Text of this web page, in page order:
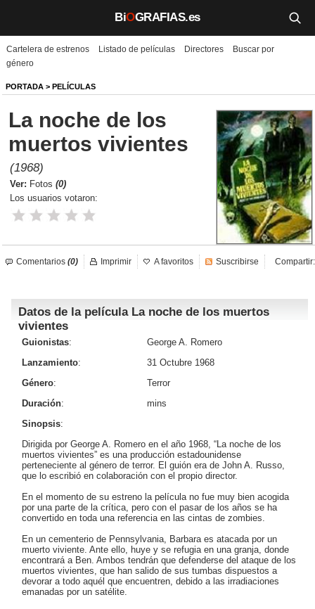
BiOGRAFIAS.es
Biografías
Películas
TV
Música
Un día como hoy
Videos
Iniciar sesión Crear cuenta
Cartelera de estrenos Listado de películas Directores
Buscar por
género
PORTADA > PELÍCULAS
La noche de los
muertos vivientes
(1968)
Ver: Fotos (0)
Los usuarios votaron:
Comentarios (0) Compartir:
Imprimir A favoritos Suscribirse
Datos de la película La noche de los muertos
vivientes
Guionistas:
George A. Romero
Lanzamiento:
31 Octubre 1968
Género:
Terror
Duración:
mins
Sinopsis:
Dirigida por George A. Romero en el año 1968, “La noche de los
muertos vivientes” es una producción estadounidense
perteneciente al género de terror. El guión era de John A. Russo,
que lo escribió en colaboración con el propio director.
En el momento de su estreno la película no fue muy bien acogida
por una parte de la crítica, pero con el pasar de los años se ha
convertido en toda una referencia en las cintas de zombies.
En un cementerio de Pennsylvania, Barbara es atacada por un
muerto viviente. Ante ello, huye y se refugia en una granja, donde
encontrará a Ben. Ambos tendrán que defenderse del ataque de los
muertos vivientes, que han salido de sus tumbas dispuestos a
devorar a todo aquél que encuentren, debido a las irradiaciones
emanadas por un satélite.